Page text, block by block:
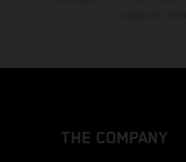
THE COMPANY